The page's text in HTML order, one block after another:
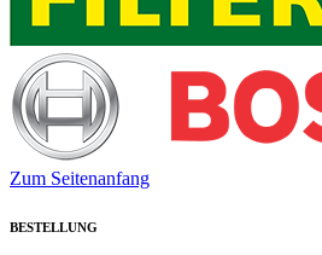
Zum Seitenanfang
BESTELLUNG